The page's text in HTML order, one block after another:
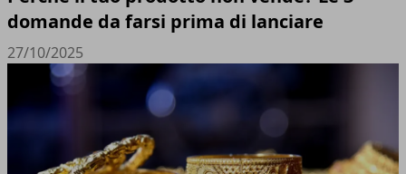
domande da farsi prima di lanciare
27/10/2025